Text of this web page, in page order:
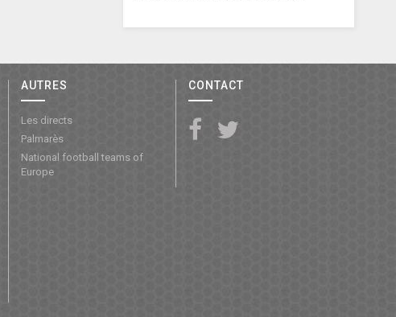
AUTRES
Les directs
Palmarès
National football teams of
Europe
CONTACT